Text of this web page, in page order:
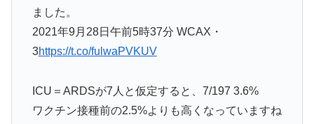
ました。
2021年9月28日午前5時37分 WCAX・
3https://t.co/fulwaPVKUV
ICU＝ARDSが7人と仮定すると、7/197 3.6%
ワクチン接種前の2.5%よりも高くなっていますね